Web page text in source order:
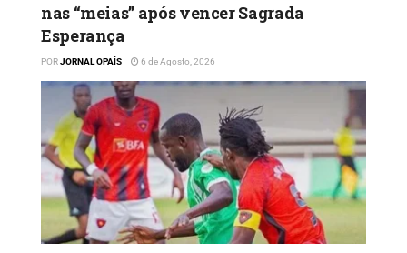
nas “meias” após vencer Sagrada
Esperança
PORJORNAL OPAÍS 6 de Agosto, 2026